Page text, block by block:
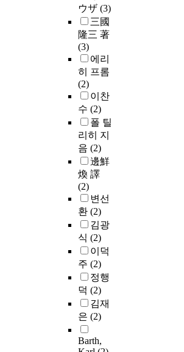
ウザ (3)
三國
隆三 著
(3)
에리
히 프롬
(2)
이찬
수 (2)
폴 틸
리히 지
음 (2)
邊鮮
煥 譯
(2)
변선
환 (2)
김광
식 (2)
이덕
주 (2)
정행
덕 (2)
김재
은 (2)
Barth,